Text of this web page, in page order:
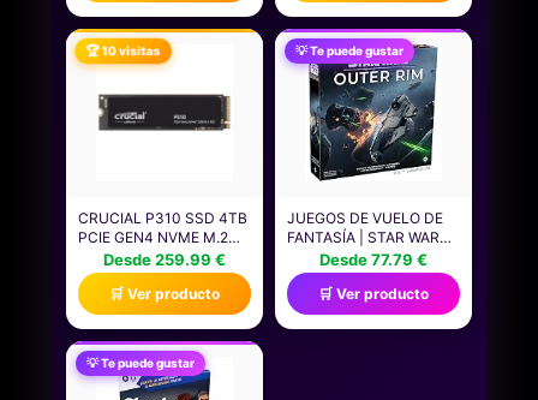
🏆 10 visitas
CRUCIAL P310 SSD 4TB
PCIE GEN4 NVME M.2
2280, DISCO INTERNO,
HASTA 7.100 MB/S,
COMPATIBLE CON
ORDENADOR PORTÁTIL
Y DE SOBREMESA &
CONSOLAS DE JUEGOS
PORTÁTILES -
CT4000P310SSD801
Desde 259.99 €
🛒 Ver producto
💡 Te puede gustar
JUEGOS DE VUELO DE
FANTASÍA | STAR WARS:
BORDE EXTERIOR |
JUEGO DE MESA | A
PARTIR DE 14 AÑOS | 1-
4 JUGADORES | 2-3
HORAS DE TIEMPO DE
Desde 77.79 €
🛒 Ver producto
💡 Te puede gustar